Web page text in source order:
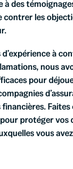
des
contrer les
d’expérience à
nous
pour
Faites
protéger
vous